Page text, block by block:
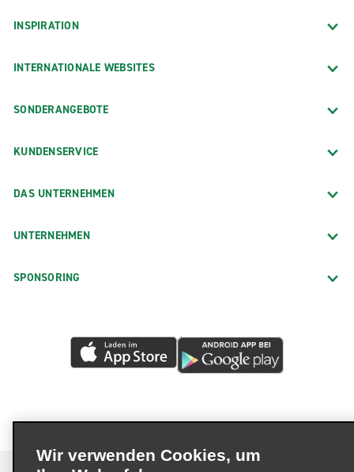
INSPIRATION
INTERNATIONALE WEBSITES
SONDERANGEBOTE
KUNDENSERVICE
DAS UNTERNEHMEN
UNTERNEHMEN
SPONSORING
Wir verwenden Cookies, um